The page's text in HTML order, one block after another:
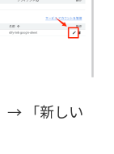
→ 「新しい